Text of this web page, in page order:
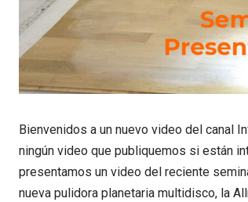
Bienvenidos a un nuevo video del canal
ningún video que publiquemos si están
presentamos un video del reciente
nueva pulidora planetaria multidisco, la